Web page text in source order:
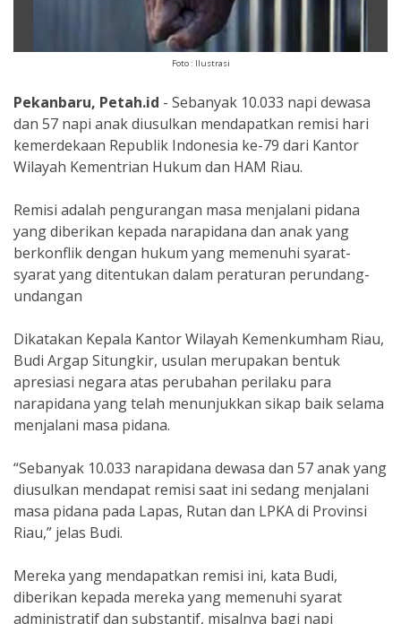
Foto : Ilustrasi
Pekanbaru, Petah.id - Sebanyak 10.033 napi dewasa
dan 57 napi anak diusulkan mendapatkan remisi hari
kemerdekaan Republik Indonesia ke-79 dari Kantor
Wilayah Kementrian Hukum dan HAM Riau.
Remisi adalah pengurangan masa menjalani pidana
yang diberikan kepada narapidana dan anak yang
berkonflik dengan hukum yang memenuhi syarat-
syarat yang ditentukan dalam peraturan perundang-
undangan
Dikatakan Kepala Kantor Wilayah Kemenkumham Riau,
Budi Argap Situngkir, usulan merupakan bentuk
apresiasi negara atas perubahan perilaku para
narapidana yang telah menunjukkan sikap baik selama
menjalani masa pidana.
“Sebanyak 10.033 narapidana dewasa dan 57 anak yang
diusulkan mendapat remisi saat ini sedang menjalani
masa pidana pada Lapas, Rutan dan LPKA di Provinsi
Riau,” jelas Budi.
Mereka yang mendapatkan remisi ini, kata Budi,
diberikan kepada mereka yang memenuhi syarat
administratif dan substantif, misalnya bagi napi